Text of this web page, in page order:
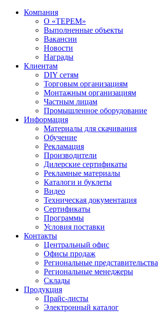
Компания
О «ТЕРЕМ»
Выполненные объекты
Вакансии
Новости
Награды
Клиентам
DIY сетям
Торговым организациям
Монтажным организациям
Частным лицам
Промышленное оборудование
Информация
Материалы для скачивания
Обучение
Рекламация
Производители
Дилерские сертификаты
Рекламные материалы
Каталоги и буклеты
Видео
Техническая документация
Сертификаты
Программы
Условия поставки
Контакты
Центральный офис
Офисы продаж
Региональные представительства
Региональные менеджеры
Склады
Продукция
Прайс-листы
Электронный каталог